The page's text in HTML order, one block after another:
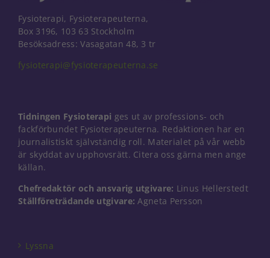
Fysioterapi, Fysioterapeuterna,
Box 3196, 103 63 Stockholm
Besöksadress: Vasagatan 48, 3 tr
fysioterapi@fysioterapeuterna.se
Tidningen Fysioterapi ges ut av professions- och
fackförbundet Fysioterapeuterna. Redaktionen har en
journalistiskt självständig roll. Materialet på vår webb
är skyddat av upphovsrätt. Citera oss gärna men ange
källan.
Chefredaktör och ansvarig utgivare: Linus Hellerstedt
Ställföreträdande utgivare: Agneta Persson
Lyssna
Nödvändiga